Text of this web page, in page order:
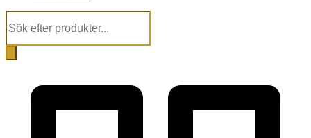
Products
search